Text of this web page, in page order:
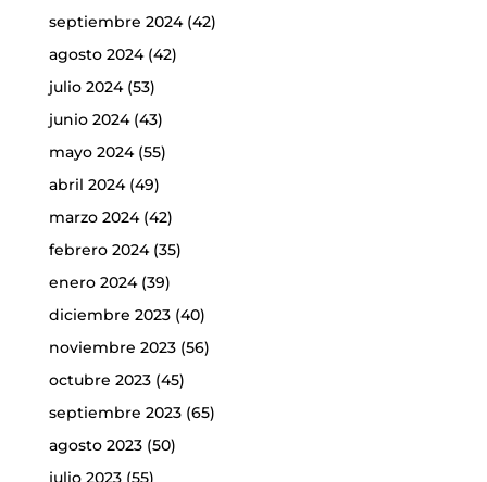
septiembre 2024(42)
agosto 2024(42)
julio 2024(53)
junio 2024(43)
mayo 2024(55)
abril 2024(49)
marzo 2024(42)
febrero 2024(35)
enero 2024(39)
diciembre 2023(40)
noviembre 2023(56)
octubre 2023(45)
septiembre 2023(65)
agosto 2023(50)
julio 2023(55)